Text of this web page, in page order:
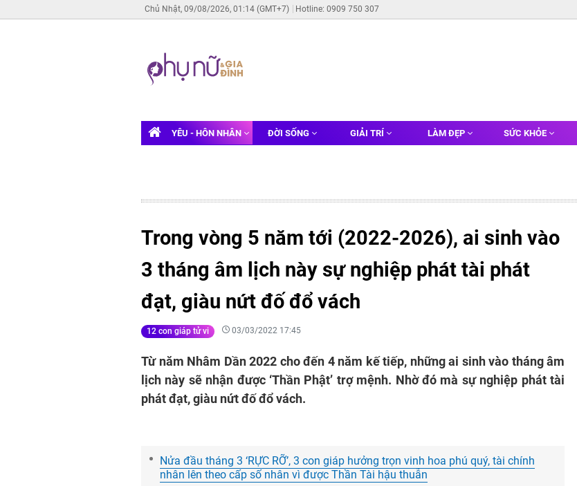
Chủ Nhật, 09/08/2026, 01:14 (GMT+7) Hotline: 0909 750 307
YÊU - HÔN NHÂN ĐỜI SỐNG GIẢI TRÍ LÀM ĐẸP SỨC KHỎE
Trong vòng 5 năm tới (2022-2026), ai sinh vào
3 tháng âm lịch này sự nghiệp phát tài phát
đạt, giàu nứt đố đổ vách
12 con giáp tử vi 03/03/2022 17:45
Từ năm Nhâm Dần 2022 cho đến 4 năm kế tiếp, những ai sinh vào tháng âm
lịch này sẽ nhận được ‘Thần Phật’ trợ mệnh. Nhờ đó mà sự nghiệp phát tài
phát đạt, giàu nứt đố đổ vách.
Nửa đầu tháng 3 ‘RỰC RỠ’, 3 con giáp hưởng trọn vinh hoa phú quý, tài chính
nhân lên theo cấp số nhân vì được Thần Tài hậu thuẫn